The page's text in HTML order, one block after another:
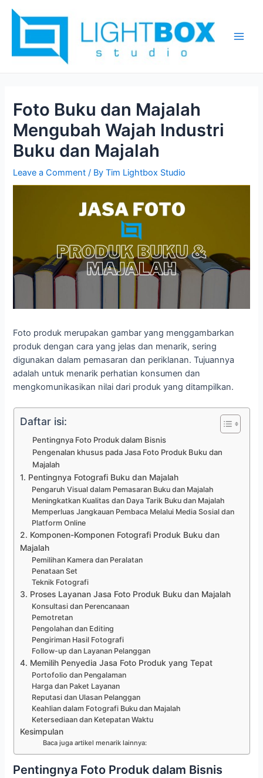
content
Foto Buku dan Majalah
Mengubah Wajah Industri
Buku dan Majalah
Leave a Comment / ByTim Lightbox Studio
Foto produk merupakan gambar yang menggambarkan
produk dengan cara yang jelas dan menarik, sering
digunakan dalam pemasaran dan periklanan. Tujuannya
adalah untuk menarik perhatian konsumen dan
mengkomunikasikan nilai dari produk yang ditampilkan.
Daftar isi:
Pentingnya Foto Produk dalam Bisnis
Pengenalan khusus pada Jasa Foto Produk Buku dan
Majalah
1. Pentingnya Fotografi Buku dan Majalah
Pengaruh Visual dalam Pemasaran Buku dan Majalah
Meningkatkan Kualitas dan Daya Tarik Buku dan Majalah
Memperluas Jangkauan Pembaca Melalui Media Sosial dan
Platform Online
2. Komponen-Komponen Fotografi Produk Buku dan
Majalah
Pemilihan Kamera dan Peralatan
Penataan Set
Teknik Fotografi
3. Proses Layanan Jasa Foto Produk Buku dan Majalah
Konsultasi dan Perencanaan
Pemotretan
Pengolahan dan Editing
Pengiriman Hasil Fotografi
Follow-up dan Layanan Pelanggan
4. Memilih Penyedia Jasa Foto Produk yang Tepat
Portofolio dan Pengalaman
Harga dan Paket Layanan
Reputasi dan Ulasan Pelanggan
Keahlian dalam Fotografi Buku dan Majalah
Ketersediaan dan Ketepatan Waktu
Kesimpulan
Baca juga artikel menarik lainnya:
Pentingnya Foto Produk dalam Bisnis
navigation